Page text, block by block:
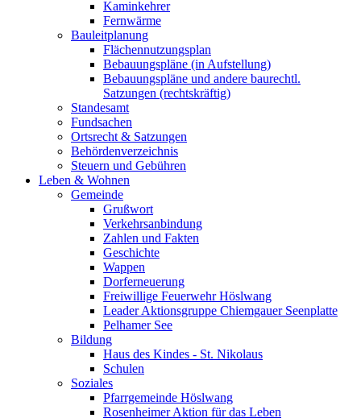
Kaminkehrer
Fernwärme
Bauleitplanung
Flächennutzungsplan
Bebauungspläne (in Aufstellung)
Bebauungspläne und andere baurechtl.
Satzungen (rechtskräftig)
Standesamt
Fundsachen
Ortsrecht & Satzungen
Behördenverzeichnis
Steuern und Gebühren
Leben & Wohnen
Gemeinde
Grußwort
Verkehrsanbindung
Zahlen und Fakten
Geschichte
Wappen
Dorferneuerung
Freiwillige Feuerwehr Höslwang
Leader Aktionsgruppe Chiemgauer Seenplatte
Pelhamer See
Bildung
Haus des Kindes - St. Nikolaus
Schulen
Soziales
Pfarrgemeinde Höslwang
Rosenheimer Aktion für das Leben